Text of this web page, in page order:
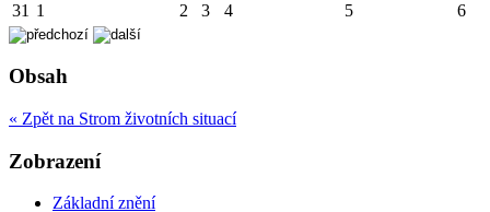
31 1 2 3 4 5 6
Obsah
« Zpět na Strom životních situací
Zobrazení
Základní znění